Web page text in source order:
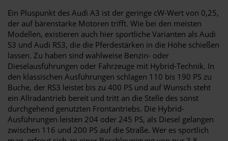
Ein Pluspunkt des Audi A3 ist der geringe cW-Wert von 0,25,
der auf bärenstarke Motoren trifft. Wie bei den meisten
Modellen, existieren auch hier sportliche Varianten als Audi
S3 und Audi RS3, die die Pferdestärken in die Höhe schießen
lassen. Zu haben sind wahlweise Benzin- oder
Dieselausführungen oder Fahrzeuge mit Hybrid-Technik. In
den klassischen Ausführungen schlagen 110 bis 190 PS zu
Buche, der RS3 leistet bis zu 400 PS und auf Wunsch steht
ein Allradantrieb bereit und tritt an die Stelle des sonst
durchgehend genutzten Frontantriebs. Die Hybrid-
Ausführungen leisten 204 oder 245 PS, als Diesel gelangen
zwischen 116 und 200 PS auf die Straße. Wer es sportlich